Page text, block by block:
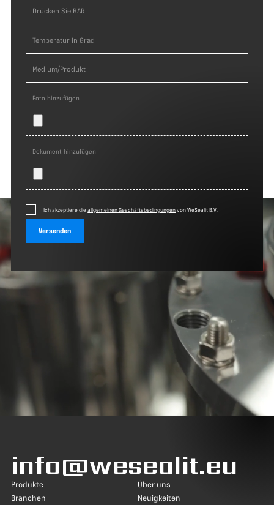
Foto hinzufügen
Dokument hinzufügen
Ich akzeptiere die allgemeinen Geschäftsbedingungen von WeSealit B.V.
info@wesealit.eu
Produkte
Über uns
Branchen
Neuigkeiten